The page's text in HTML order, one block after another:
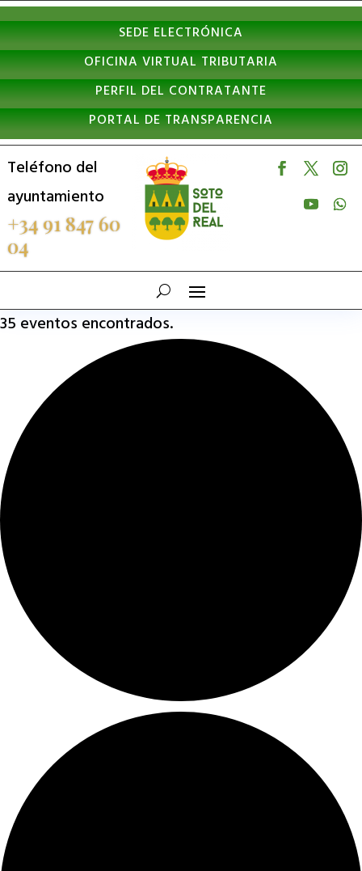
Nota:
este
sitio
web
incluye
un
sistema
de
accesibilidad.
SEDE ELECTRÓNICA
OFICINA VIRTUAL TRIBUTARIA
PERFIL DEL CONTRATANTE
PORTAL DE TRANSPARENCIA
Teléfono del
ayuntamiento
+34 91 847 60
04
35 eventos encontrados.